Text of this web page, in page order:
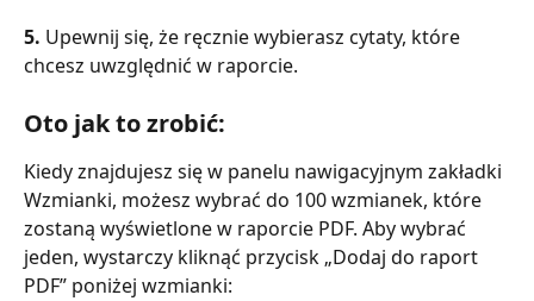
5. Upewnij się, że ręcznie wybierasz cytaty, które
chcesz uwzględnić w raporcie.
Oto jak to zrobić:
Kiedy znajdujesz się w panelu nawigacyjnym zakładki
Wzmianki, możesz wybrać do 100 wzmianek, które
zostaną wyświetlone w raporcie PDF. Aby wybrać
jeden, wystarczy kliknąć przycisk „Dodaj do raport
PDF” poniżej wzmianki: